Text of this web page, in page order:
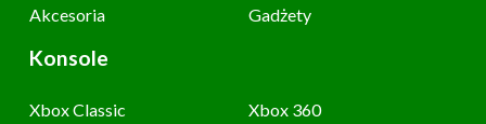
Akcesoria
Gadżety
Konsole
Xbox Classic
Xbox 360